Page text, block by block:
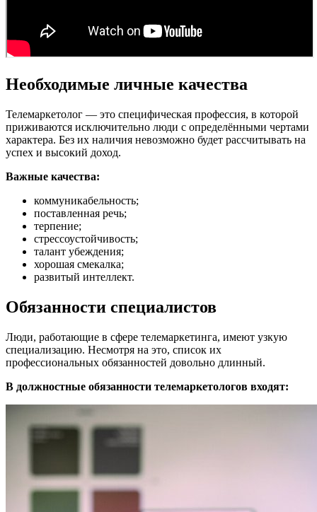
Необходимые личные качества
Телемаркетолог — это специфическая профессия, в которой
приживаются исключительно люди с определёнными чертами
характера. Без их наличия невозможно будет рассчитывать на
успех и высокий доход.
Важные качества:
коммуникабельность;
поставленная речь;
терпение;
стрессоустойчивость;
талант убеждения;
хорошая смекалка;
развитый интеллект.
Обязанности специалистов
Люди, работающие в сфере телемаркетинга, имеют узкую
специализацию. Несмотря на это, список их
профессиональных обязанностей довольно длинный.
В должностные обязанности телемаркетологов входят: